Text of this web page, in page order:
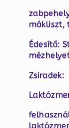
mákliszt,
Édesítő:
Zsiradek: